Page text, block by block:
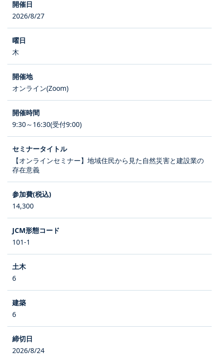
2026/8/27
木
オンライン(Zoom)
9:30～16:30(受付9:00)
【オンラインセミナー】地域住民から見た自然災害と建設業の
存在意義
14,300
101-1
6
6
2026/8/24